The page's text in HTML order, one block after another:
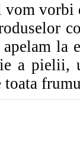
vorbi
la
a pielii,
toata